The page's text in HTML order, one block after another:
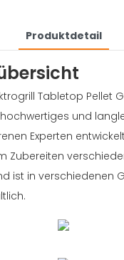
Produktdetail
Tabletop Pellet
und
Experten
Zubereiten
ist in verschiedenen